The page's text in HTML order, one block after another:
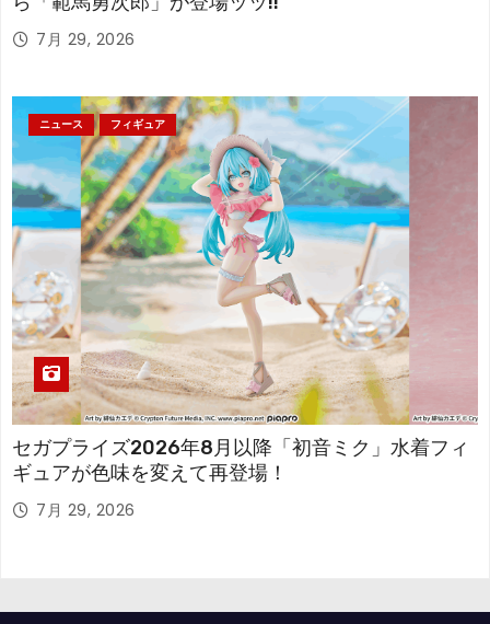
7月 29, 2026
ニュース フィギュア
セガプライズ2026年8月以降「初音ミク」水着フィ
ギュアが色味を変えて再登場！
7月 29, 2026